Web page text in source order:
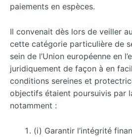
paiements en espèces.
Il convenait dès lors de veiller
cette catégorie particulière de
sein de l’Union européenne en
juridiquement de façon à en
conditions sereines et
objectifs étaient poursuivis par
notamment :
(i) Garantir l’intégrité